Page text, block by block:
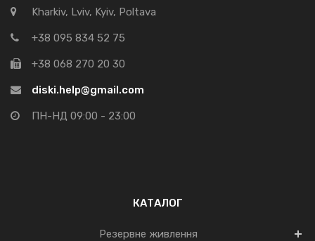
Kharkiv, Lviv, Kyiv, Poltava
+38 095 834 52 75
+38 068 270 20 30
diski.help@gmail.com
ПН-НД 09:00 - 23:00
КАТАЛОГ
Резервне живлення